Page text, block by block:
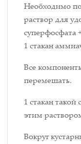
Необходимо
раствор для
суперфосфата
1 стакан
Все
перемешать.
1 стакан
этим
Вокруг